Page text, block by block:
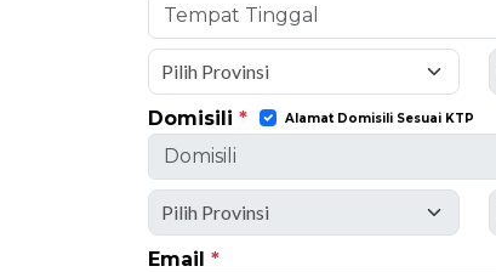
Domisili * Alamat Domisili Sesuai KTP
Email *